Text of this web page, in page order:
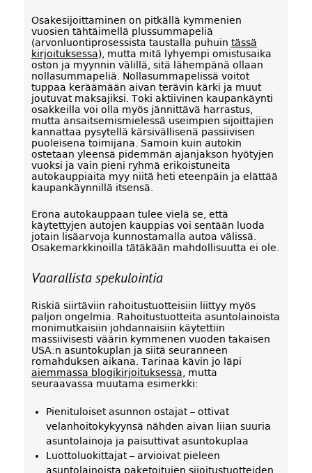
Osakesijoittaminen on pitkällä kymmenien
vuosien tähtäimellä plussummapeliä
(arvonluontiprosessista taustalla puhuin tässä
kirjoituksessa), mutta mitä lyhyempi omistusaika
oston ja myynnin välillä, sitä lähempänä ollaan
nollasummapeliä. Nollasummapelissä voitot
tuppaa keräämään aivan terävin kärki ja muut
joutuvat maksajiksi. Toki aktiivinen kaupankäynti
osakkeilla voi olla myös jännittävä harrastus,
mutta ansaitsemismielessä useimpien sijoittajien
kannattaa pysytellä kärsivällisenä passiivisen
puoleisena toimijana. Samoin kuin autokin
ostetaan yleensä pidemmän ajanjakson hyötyjen
vuoksi ja vain pieni ryhmä erikoistuneita
autokauppiaita myy niitä heti eteenpäin ja elättää
kaupankäynnillä itsensä.
Erona autokauppaan tulee vielä se, että
käytettyjen autojen kauppias voi sentään luoda
jotain lisäarvoja kunnostamalla autoa välissä.
Osakemarkkinoilla tätäkään mahdollisuutta ei ole.
Vaarallista spekulointia
Riskiä siirtäviin rahoitustuotteisiin liittyy myös
paljon ongelmia. Rahoitustuotteita asuntolainoista
monimutkaisiin johdannaisiin käytettiin
massiivisesti väärin kymmenen vuoden takaisen
USA:n asuntokuplan ja siitä seuranneen
romahduksen aikana. Tarinaa kävin jo läpi
aiemmassa blogikirjoituksessa , mutta
seuraavassa muutama esimerkki:
Pienituloiset asunnon ostajat – ottivat
velanhoitokykyynsä nähden aivan liian suuria
asuntolainoja ja paisuttivat asuntokuplaa
Luottoluokittajat – arvioivat pieleen
asuntolainoista paketoitujen sijoitustuotteiden